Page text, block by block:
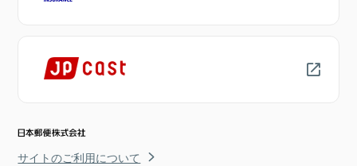
サイトのご利用について